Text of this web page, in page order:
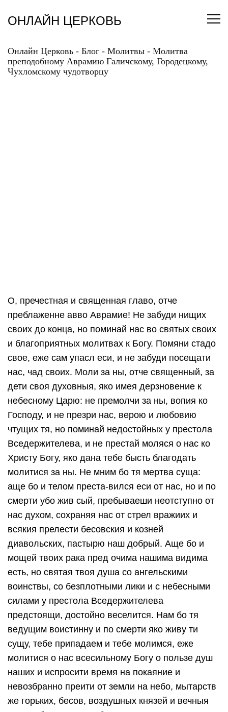
содержанию
ОНЛАЙН ЦЕРКОВЬ
Онлайн Церковь - Блог - Молитвы - Молитва
преподобному Аврамию Галичскому, Городецкому,
Чухломскому чудотворцу
О, пречестная и священная главо, отче
преблаженне авво Аврамие! Не забуди нищих
своих до конца, но поминай нас во святых своих
и благоприятных молитвах к Богу. Помяни стадо
свое, еже сам упасл еси, и не забуди посещати
нас, чад своих. Моли за ны, отче священный, за
дети своя духовныя, яко имея дерзновение к
небесному Царю: не премолчи за ны, вопия ко
Господу, и не презри нас, верою и любовию
чтущих тя, но поминай недостойных у престола
Вседержителева, и не престай моляся о нас ко
Христу Богу, яко дана тебе бысть благодать
молитися за ны. Не мним бо тя мертва суща:
аще бо и телом преста-вился еси от нас, но и по
смерти убо жив сый, пребываеши неотступно от
нас духом, сохраняя нас от стрел вражиих и
всякия прелести бесовския и козней
диавольских, пастырю наш добрый. Аще бо и
мощей твоих рака пред очима нашима видима
есть, но святая твоя душа со ангельскими
воинствы, со безплотными лики и с небесными
силами у престола Вседержителева
предстоящи, достойно веселится. Нам бо тя
ведущим воистинну и по смерти яко живу ти
сущу, тебе припадаем и тебе молимся, еже
молитися о нас всесильному Богу о пользе душ
наших и испросити время на покаяние и
невозбранно преити от земли на небо, мытарств
же горьких, бесов, воздушных князей и вечныя